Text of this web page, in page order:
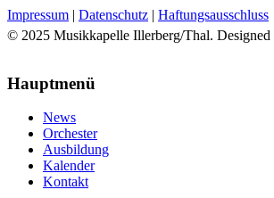
Impressum | Datenschutz | Haftungsausschluss
© 2025 Musikkapelle Illerberg/Thal. Designed
Hauptmenü
News
Orchester
Ausbildung
Kalender
Kontakt